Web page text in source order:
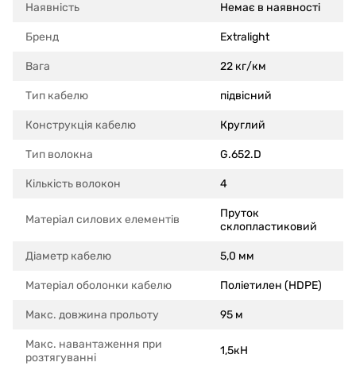
Наявність Немає в наявності
Бренд Extralight
Вага 22 кг/км
Тип кабелю підвісний
Конструкція кабелю Круглий
Тип волокна G.652.D
Кількість волокон 4
Матеріал силових елементів
Пруток
склопластиковий
Діаметр кабелю 5,0 мм
Матеріал оболонки кабелю Поліетилен (HDPE)
Макс. довжина прольоту 95 м
Макс. навантаження при
розтягуванні
1,5кН